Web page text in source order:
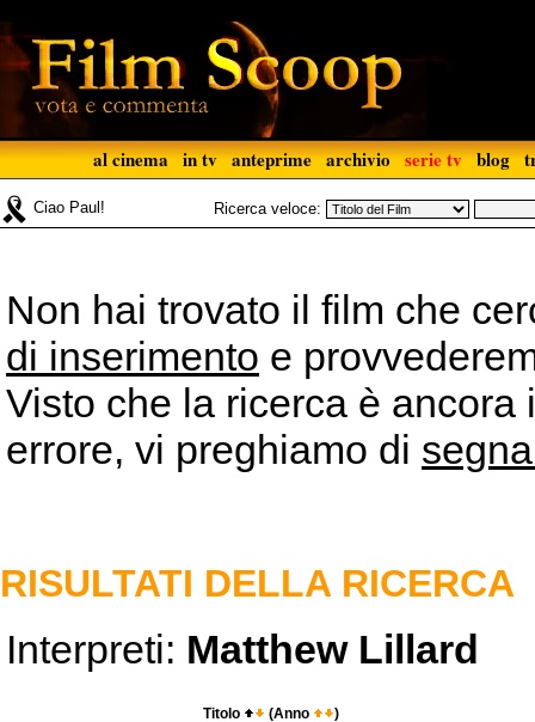
al cinema in tv anteprime archivio serie tv blog
Ciao Paul! Ricerca veloce:
Non hai trovato il film che
di inserimento e
Visto che la ricerca è
errore, vi preghiamo di
RISULTATI DELLA RICERCA
Interpreti: Matthew Lillard
Titolo (Anno )